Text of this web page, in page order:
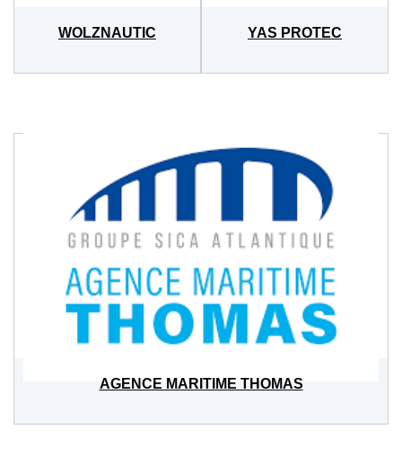
WOLZNAUTIC YAS PROTEC
AGENCE MARITIME THOMAS